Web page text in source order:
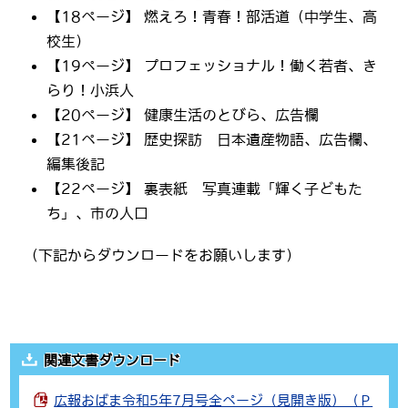
【18ページ】 燃えろ！青春！部活道（中学生、高
校生）
【19ページ】 プロフェッショナル！働く若者、き
らり！小浜人
【20ページ】 健康生活のとびら、広告欄
【21ページ】 歴史探訪 日本遺産物語、広告欄、
編集後記
【22ページ】 裏表紙 写真連載「輝く子どもた
ち」、市の人口
（下記からダウンロードをお願いします）
関連文書ダウンロード
広報おばま令和5年7月号全ページ（見開き版）（Ｐ